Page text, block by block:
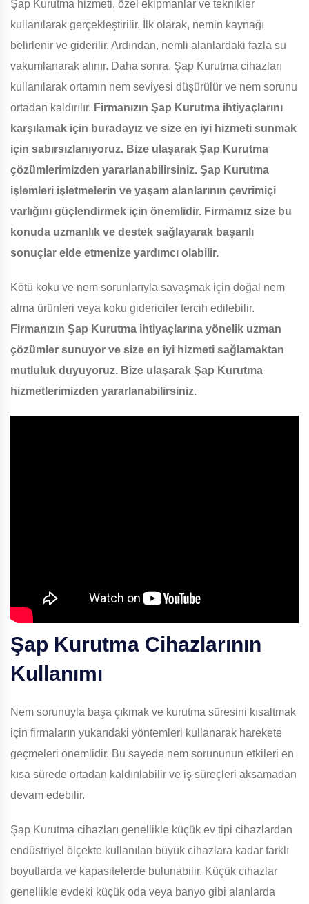
Şap Kurutma hizmeti, özel ekipmanlar ve teknikler
kullanılarak gerçekleştirilir. İlk olarak, nemin kaynağı
belirlenir ve giderilir. Ardından, nemli alanlardaki fazla su
vakumlanarak alınır. Daha sonra, Şap Kurutma cihazları
kullanılarak ortamın nem seviyesi düşürülür ve nem sorunu
ortadan kaldırılır. Firmanızın Şap Kurutma ihtiyaçlarını
karşılamak için buradayız ve size en iyi hizmeti sunmak
için sabırsızlanıyoruz. Bize ulaşarak Şap Kurutma
çözümlerimizden yararlanabilirsiniz. Şap Kurutma
işlemleri işletmelerin ve yaşam alanlarının çevrimiçi
varlığını güçlendirmek için önemlidir. Firmamız size bu
konuda uzmanlık ve destek sağlayarak başarılı
sonuçlar elde etmenize yardımcı olabilir.
Kötü koku ve nem sorunlarıyla savaşmak için doğal nem
alma ürünleri veya koku gidericiler tercih edilebilir.
Firmanızın Şap Kurutma ihtiyaçlarına yönelik uzman
çözümler sunuyor ve size en iyi hizmeti sağlamaktan
mutluluk duyuyoruz. Bize ulaşarak Şap Kurutma
hizmetlerimizden yararlanabilirsiniz.
Şap Kurutma Cihazlarının
Kullanımı
Nem sorunuyla başa çıkmak ve kurutma süresini kısaltmak
için firmaların yukarıdaki yöntemleri kullanarak harekete
geçmeleri önemlidir. Bu sayede nem sorununun etkileri en
kısa sürede ortadan kaldırılabilir ve iş süreçleri aksamadan
devam edebilir.
Şap Kurutma cihazları genellikle küçük ev tipi cihazlardan
endüstriyel ölçekte kullanılan büyük cihazlara kadar farklı
boyutlarda ve kapasitelerde bulunabilir. Küçük cihazlar
genellikle evdeki küçük oda veya banyo gibi alanlarda